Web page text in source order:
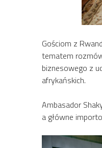
Gościom z
tematem
biznesowego z
afrykańskich.
Ambasador
a główne